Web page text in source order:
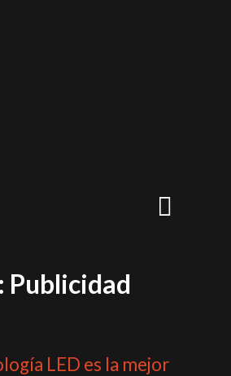
Publicidad
LED es la mejor